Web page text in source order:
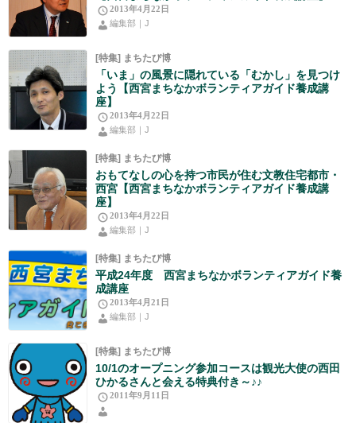
2013年4月22日
編集部｜J
[特集] まちたび博
「いま」の風景に隠れている「むかし」を見つけ
よう【西宮まちなかボランティアガイド養成講
座】
2013年4月22日
編集部｜J
[特集] まちたび博
おもてなしの心を持つ市民が住む文教住宅都市・
西宮【西宮まちなかボランティアガイド養成講
座】
2013年4月22日
編集部｜J
[特集] まちたび博
平成24年度 西宮まちなかボランティアガイド養
成講座
2013年4月21日
編集部｜J
[特集] まちたび博
10/1のオープニング参加コースは観光大使の西田
ひかるさんと会える特典付き～♪♪
2011年9月11日